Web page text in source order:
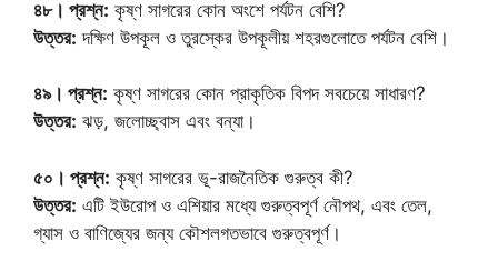
৪৮। প্রশ্ন: কৃষ্ণ সাগরের কোন অংশে পর্যটন বেশি?
উত্তর: দক্ষিণ উপকূল ও তুরস্কের উপকূলীয় শহরগুলোতে পর্যটন বেশি।
৪৯। প্রশ্ন: কৃষ্ণ সাগরের কোন প্রাকৃতিক বিপদ সবচেয়ে সাধারণ?
উত্তর: ঝড়, জলোচ্ছ্বাস এবং বন্যা।
৫০। প্রশ্ন: কৃষ্ণ সাগরের ভূ-রাজনৈতিক গুরুত্ব কী?
উত্তর: এটি ইউরোপ ও এশিয়ার মধ্যে গুরুত্বপূর্ণ নৌপথ, এবং তেল,
গ্যাস ও বাণিজ্যের জন্য কৌশলগতভাবে গুরুত্বপূর্ণ।